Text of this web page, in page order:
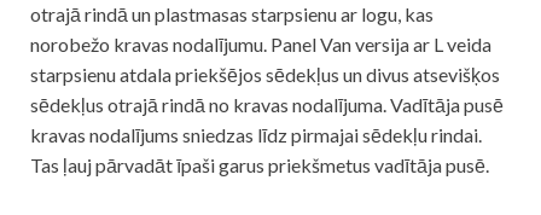
otrajā rindā un plastmasas starpsienu ar logu, kas
norobežo kravas nodalījumu. Panel Van versija ar L veida
starpsienu atdala priekšējos sēdekļus un divus atsevišķos
sēdekļus otrajā rindā no kravas nodalījuma. Vadītāja pusē
kravas nodalījums sniedzas līdz pirmajai sēdekļu rindai.
Tas ļauj pārvadāt īpaši garus priekšmetus vadītāja pusē.